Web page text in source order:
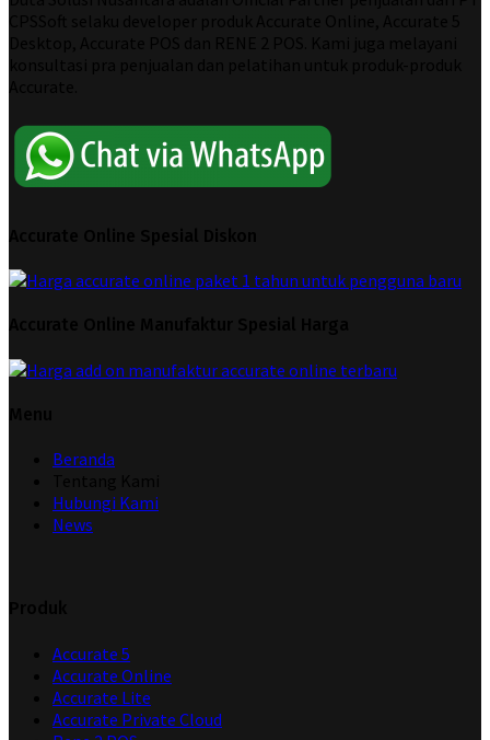
Beranda
Hubungi Kami
News
Accurate 5
Accurate Online
Accurate Lite
Accurate Private Cloud